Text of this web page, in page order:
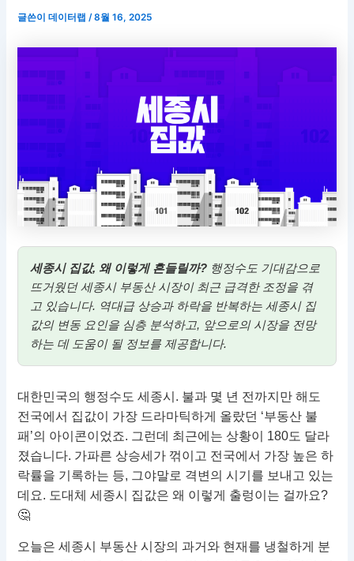
글쓴이데이터랩/8월 16, 2025
세종시 집값, 왜 이렇게 흔들릴까? 행정수도 기대감으로
뜨거웠던 세종시 부동산 시장이 최근 급격한 조정을 겪
고 있습니다. 역대급 상승과 하락을 반복하는 세종시 집
값의 변동 요인을 심층 분석하고, 앞으로의 시장을 전망
하는 데 도움이 될 정보를 제공합니다.
대한민국의 행정수도 세종시. 불과 몇 년 전까지만 해도
전국에서 집값이 가장 드라마틱하게 올랐던 ‘부동산 불
패’의 아이콘이었죠. 그런데 최근에는 상황이 180도 달라
졌습니다. 가파른 상승세가 꺾이고 전국에서 가장 높은 하
락률을 기록하는 등, 그야말로 격변의 시기를 보내고 있는
데요. 도대체 세종시 집값은 왜 이렇게 출렁이는 걸까요?
🤔
오늘은 세종시 부동산 시장의 과거와 현재를 냉철하게 분